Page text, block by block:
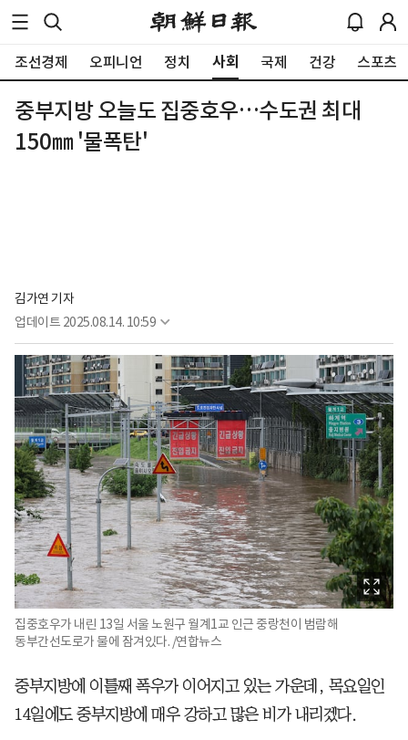
조선경제 오피니언 정치 사회 국제 건강 스포츠
중부지방 오늘도 집중호우…수도권 최대
150㎜ '물폭탄'
김가연 기자
업데이트 2025.08.14. 10:59
집중호우가 내린 13일 서울 노원구 월계1교 인근 중랑천이 범람해
동부간선도로가 물에 잠겨있다. /연합뉴스
중부지방에 이틀째 폭우가 이어지고 있는 가운데, 목요일인
14일에도 중부지방에 매우 강하고 많은 비가 내리겠다.